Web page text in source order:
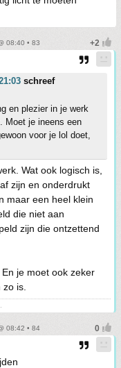
08:40 • 83
schreef
en plezier in je werk
Moet je ineens een
voor je lol doet,
Wat ook logisch is,
zijn en onderdrukt
maar een heel klein
die niet aan
zijn die ontzettend
je moet ook zeker
is.
08:42 • 84